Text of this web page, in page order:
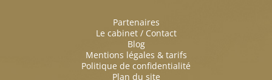
Partenaires
Le cabinet / Contact
Blog
Mentions légales & tarifs
Politique de confidentialité
Plan du site